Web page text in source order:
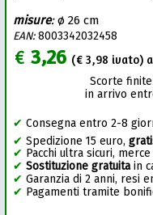
misure:ø 26 cm
EAN:8003342032458
€3,26 (€3,98 ivato)
Scorte
in arrivo
✔ Consegna entro 2-8
✔ Spedizione 15 euro,
✔ Pacchi ultra sicuri,
✔ Sostituzione gratuitain
✔ Garanzia di 2 anni, resi
✔ Pagamenti tramite